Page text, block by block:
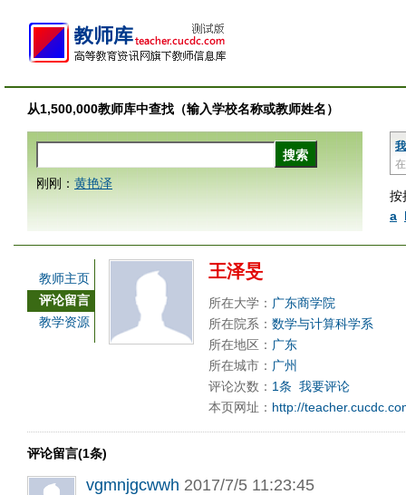
从1,500,000教师库中查找（输入学校名称或教师姓名）
按
a
刚刚： 黄艳泽
教师主页
评论留言
教学资源
王泽旻
所在大学： 广东商学院
所在院系： 数学与计算科学系
所在地区： 广东
所在城市： 广州
评论次数： 1条 我要评论
本页网址： http://
评论留言(1条)
vgmnjgcwwh 2017/7/5 11:23:45